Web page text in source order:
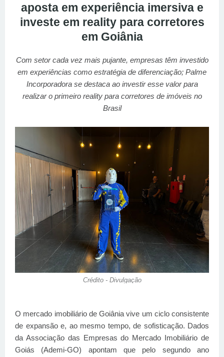
aposta em experiência imersiva e
investe em reality para corretores
em Goiânia
Com setor cada vez mais pujante, empresas têm investido
em experiências como estratégia de diferenciação; Palme
Incorporadora se destaca ao investir esse valor para
realizar o primeiro reality para corretores de imóveis no
Brasil
Crédito - Divulgação
O mercado imobiliário de Goiânia vive um ciclo consistente
de expansão e, ao mesmo tempo, de sofisticação. Dados
da Associação das Empresas do Mercado Imobiliário de
Goiás (Ademi-GO) apontam que pelo segundo ano